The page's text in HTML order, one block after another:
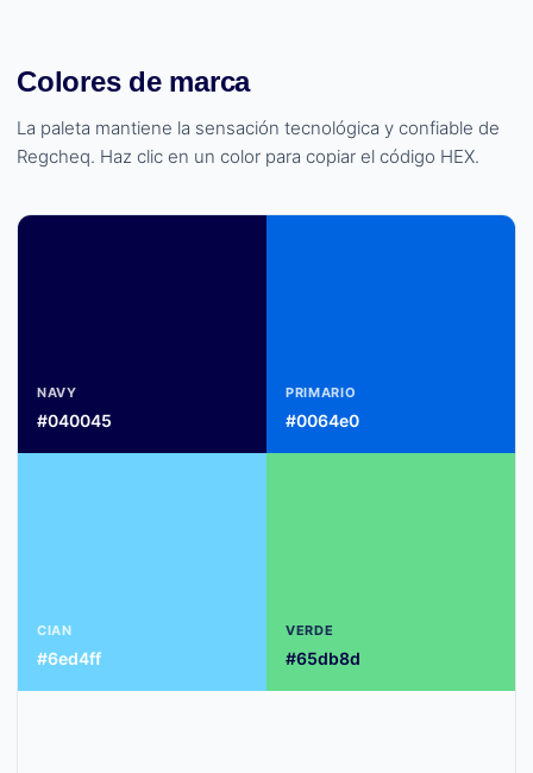
Colores de marca
La paleta mantiene la sensación tecnológica y confiable de
Regcheq. Haz clic en un color para copiar el código HEX.
NAVY
#040045
PRIMARIO
#0064e0
CIAN
#6ed4ff
VERDE
#65db8d